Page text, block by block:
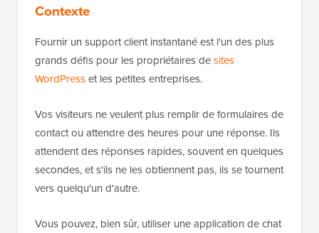
Contexte
Fournir un support client instantané est l'un des plus
grands défis pour les propriétaires desites
WordPresset les petites entreprises.
Vos visiteurs ne veulent plus remplir de formulaires de
contact ou attendre des heures pour une réponse. Ils
attendent des réponses rapides, souvent en quelques
secondes, et s'ils ne les obtiennent pas, ils se tournent
vers quelqu'un d'autre.
Vous pouvez, bien sûr, utiliser une application de chat